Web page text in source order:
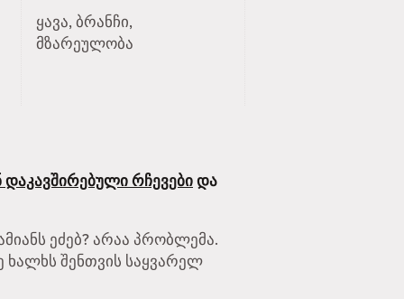
ყავა, ბრანჩი,
მზარეულობა
რჩევებიდა
ეძებ? არაა პრობლემა.
შენთვის საყვარელ